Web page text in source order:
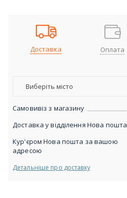
Доставка Оплата
Виберіть місто
Самовивіз з магазину
Доставка у відділення Нова пошта
Кур'єром Нова пошта за вашою
адресою
Детальніше про доставку